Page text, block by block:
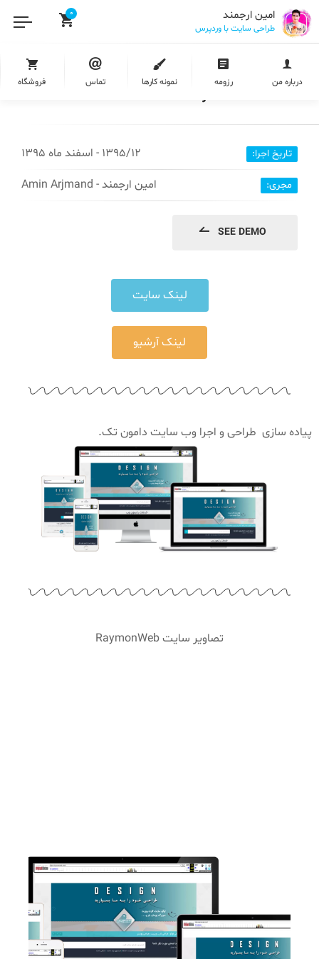
امین ارجمند
طراحی سایت با وردپرس
0
درباره من رزومه نمونه کارها تماس فروشگاه طراحی سایت خدماتی رایمون وب |
RaymonWeb.Com
تاریخ اجرا: 1395/12 - اسفند ماه 1395
مجری: امین ارجمند - Amin Arjmand
SEE DEMO
لینک سایت
لینک آرشیو
پیاده سازی طراحی و اجرا وب سایت دامون تک.
تصاویر سایت RaymonWeb